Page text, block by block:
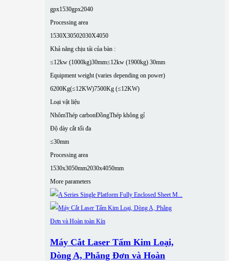
gpx1530gpx2040
Processing area
1530X30502030X4050
Khả năng chịu tải của bàn :
≤12kw (1000kg)30mm≤12kw (1900kg) 30mm
Equipment weight (varies depending on power)
6200Kg(≤12KW)7500Kg (≤12KW)
Loại vật liệu
NhômThép carbonĐồngThép không gỉ
Độ dày cắt tối đa
≤30mm
Processing area
1530x3050mm2030x4050mm
More parameters
Máy Cắt Laser Tấm Kim Loại,
Dòng A, Phẳng Đơn và Hoàn